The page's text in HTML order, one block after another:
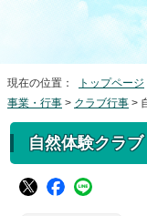
現在の位置： トップページ
事業・行事 > クラブ行事 >
自然体験クラブ